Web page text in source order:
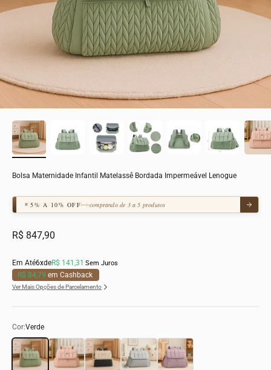
Bolsa Maternidade Infantil Matelassê Bordada Impermeável Lenogue
5% A 10% OFF comprando de 3 a 5 produtos
Preço promocional
R$ 847,90
Em Até6xdeR$ 141,31 Sem Juros
R$ 84,79 em Cashback
Ver Mais Opções de Parcelamento
Cor:Verde
Verde
Rosa Azul Cinza Roxo